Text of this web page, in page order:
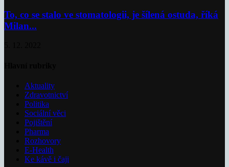
To, co se stalo ve stomatologii, je šílená ostuda, říká
Milan...
Aktuality
Zdravotnictví
Politika
Sociální věci
Pojištění
Pharma
Rozhovory
E-Health
Ke kávě i čaji